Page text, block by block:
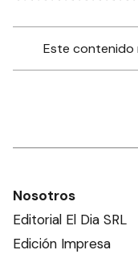
Este
Nosotros
Editorial El Dia SRL
Edición Impresa